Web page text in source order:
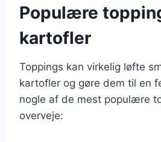
Populære
kartofler
Toppings kan virkelig løfte
kartofler og gøre dem til en
nogle af de mest populære
overveje: